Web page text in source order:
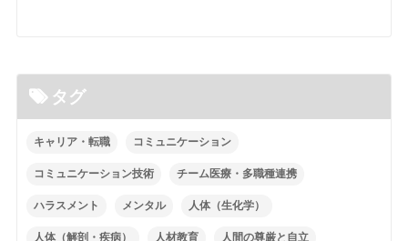
タグ
キャリア・転職 コミュニケーション
コミュニケーション技術 チーム医療・多職種連携
ハラスメント メンタル 人体（生化学）
人体（解剖・疾病） 人材教育 人間の尊厳と自立